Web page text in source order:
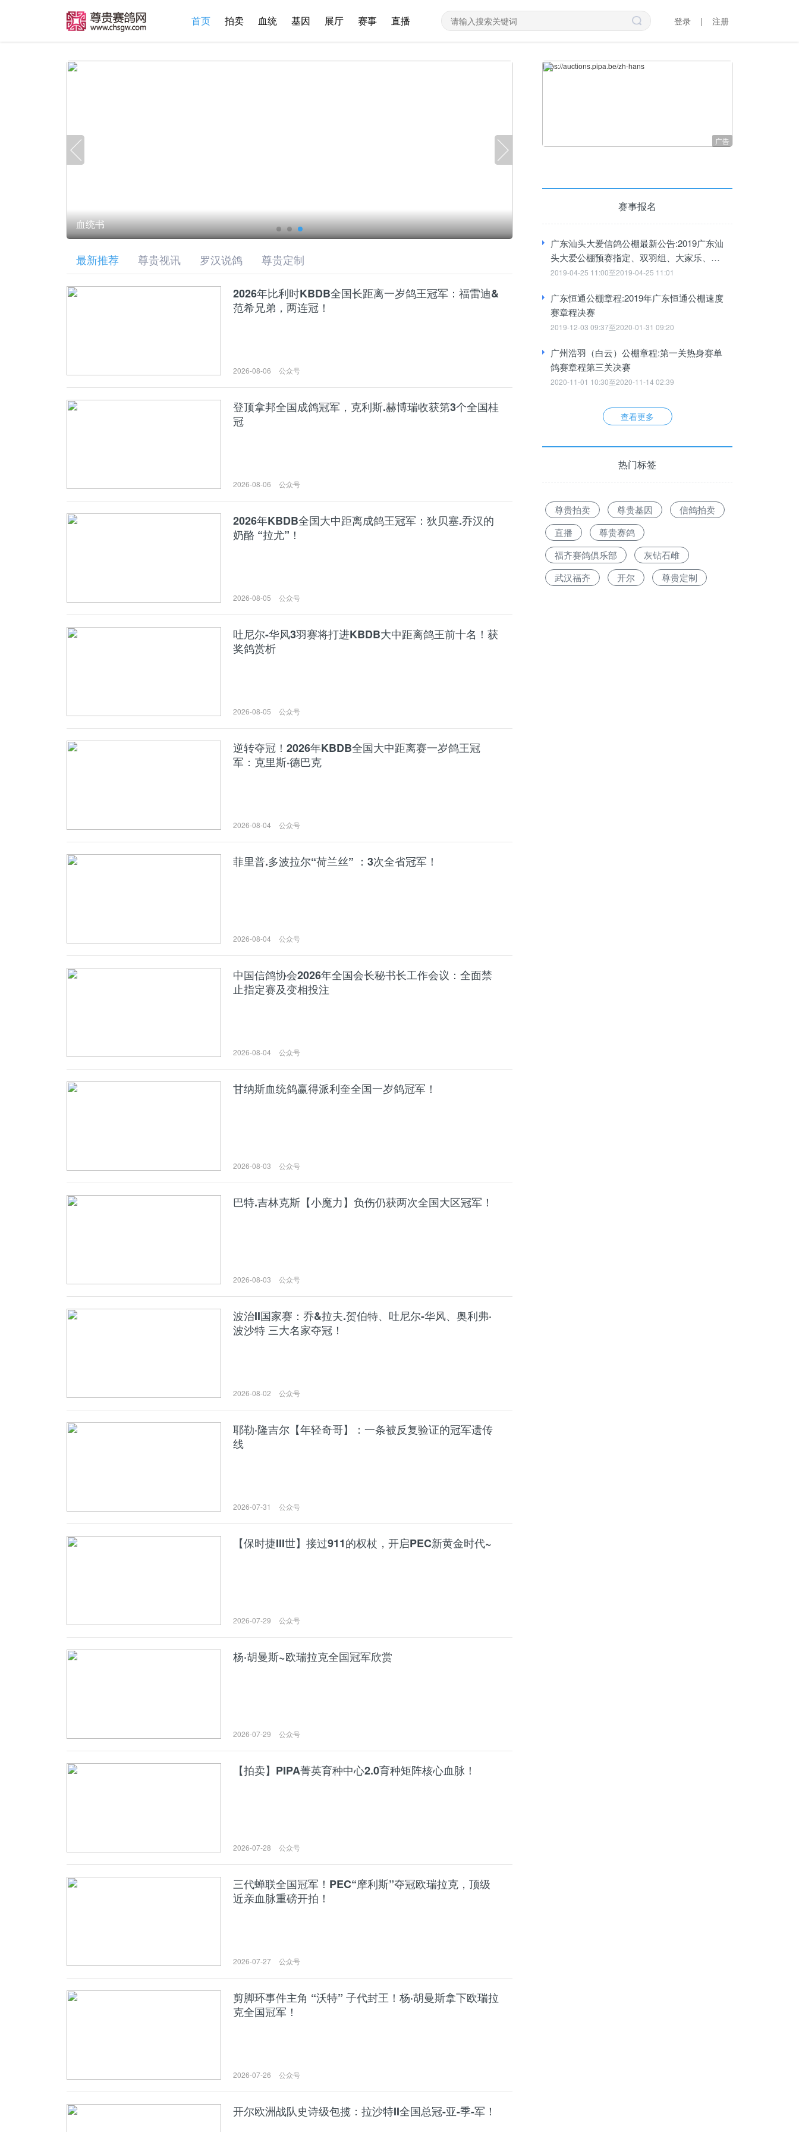
首页 拍卖 血统 基因 展厅 赛事 直播 登录 | 注册
血统书
最新推荐 尊贵视讯 罗汉说鸽 尊贵定制
2026年比利时KBDB全国长距离一岁鸽王冠军：福雷迪&
范希兄弟，两连冠！
2026-08-06 公众号
登顶拿邦全国成鸽冠军，克利斯.赫博瑞收获第3个全国桂
冠
2026-08-06 公众号
2026年KBDB全国大中距离成鸽王冠军：狄贝塞.乔汉的
奶酪 “拉尤”！
2026-08-05 公众号
吐尼尔-华风3羽赛将打进KBDB大中距离鸽王前十名！获
奖鸽赏析
2026-08-05 公众号
逆转夺冠！2026年KBDB全国大中距离赛一岁鸽王冠
军：克里斯·德巴克
2026-08-04 公众号
菲里普.多波拉尔“荷兰丝” ：3次全省冠军！
2026-08-04 公众号
中国信鸽协会2026年全国会长秘书长工作会议：全面禁
止指定赛及变相投注
2026-08-04 公众号
甘纳斯血统鸽赢得派利奎全国一岁鸽冠军！
2026-08-03 公众号
巴特.吉林克斯【小魔力】负伤仍获两次全国大区冠军！
2026-08-03 公众号
波治II国家赛：乔&拉夫.贺伯特、吐尼尔-华风、奥利弗·
波沙特 三大名家夺冠！
2026-08-02 公众号
耶勒·隆吉尔【年轻奇哥】：一条被反复验证的冠军遗传
线
2026-07-31 公众号
【保时捷III世】接过911的权杖，开启PEC新黄金时代~
2026-07-29 公众号
杨·胡曼斯~欧瑞拉克全国冠军欣赏
2026-07-29 公众号
【拍卖】PIPA菁英育种中心2.0育种矩阵核心血脉！
2026-07-28 公众号
三代蝉联全国冠军！PEC“摩利斯”夺冠欧瑞拉克，顶级
近亲血脉重磅开拍！
2026-07-27 公众号
剪脚环事件主角 “沃特” 子代封王！杨·胡曼斯拿下欧瑞拉
克全国冠军！
2026-07-26 公众号
开尔欧洲战队史诗级包揽：拉沙特II全国总冠-亚-季-军！
https://auctions.pipa.be/zh-hans
赛事报名
广东汕头大爱信鸽公棚最新公告:2019广东汕
头大爱公棚预赛指定、双羽组、大家乐、22
取1指定章程第二次指定
2019-04-25 11:00至2019-04-25 11:01
广东恒通公棚章程:2019年广东恒通公棚速度
赛章程决赛
2019-12-03 09:37至2020-01-31 09:20
广州浩羽（白云）公棚章程:第一关热身赛单
鸽赛章程第三关决赛
2020-11-01 10:30至2020-11-14 02:39
查看更多
热门标签
尊贵拍卖 尊贵基因
信鸽拍卖
直播
尊贵赛鸽
福齐赛鸽俱乐部
灰钻石雌
武汉福齐
开尔 尊贵定制